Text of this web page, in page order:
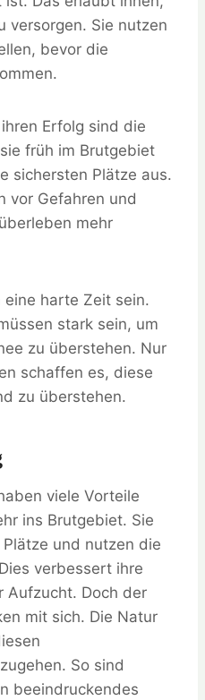
versorgen. Sie nutzen
bevor die
Erfolg sind die
früh im Brutgebiet
sichersten Plätze aus.
vor Gefahren und
mehr
eine harte Zeit sein.
stark sein, um
zu überstehen. Nur
schaffen es, diese
zu überstehen.
viele Vorteile
ins Brutgebiet. Sie
und nutzen die
verbessert ihre
Aufzucht. Doch der
mit sich. Die Natur
So sind
beeindruckendes